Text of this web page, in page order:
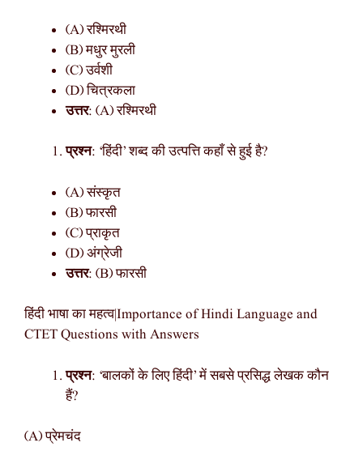
(A) रश्मिरथी
(B) मधुर मुरली
(C) उर्वशी
(D) चित्रकला
उत्तर: (A) रश्मिरथी
प्रश्न: ‘हिंदी’ शब्द की उत्पत्ति कहाँ से हुई है?
(A) संस्कृत
(B) फारसी
(C) प्राकृत
(D) अंग्रेजी
उत्तर: (B) फारसी
हिंदी भाषा का महत्व|Importance of Hindi Language and
CTET Questions with Answers
प्रश्न: ‘बालकों के लिए हिंदी’ में सबसे प्रसिद्ध लेखक कौन
हैं?
(A) प्रेमचंद